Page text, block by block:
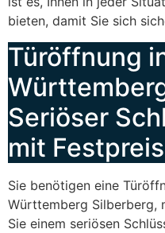
bieten, damit Sie sich
Türöffnung
Seriöser
mit
Sie benötigen eine
Württemberg Silberberg,
Sie einem seriösen